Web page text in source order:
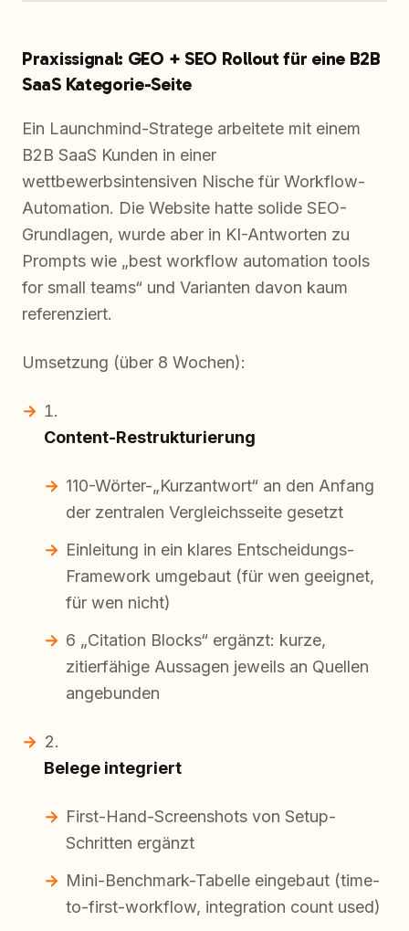
Praxissignal: GEO + SEO Rollout für eine B2B
SaaS Kategorie-Seite
Ein Launchmind-Stratege arbeitete mit einem
B2B SaaS Kunden in einer
wettbewerbsintensiven Nische für Workflow-
Automation. Die Website hatte solide SEO-
Grundlagen, wurde aber in KI-Antworten zu
Prompts wie „best workflow automation tools
for small teams“ und Varianten davon kaum
referenziert.
Umsetzung (über 8 Wochen):
Content-Restrukturierung
110-Wörter-„Kurzantwort“ an den Anfang
der zentralen Vergleichsseite gesetzt
Einleitung in ein klares Entscheidungs-
Framework umgebaut (für wen geeignet,
für wen nicht)
6 „Citation Blocks“ ergänzt: kurze,
zitierfähige Aussagen jeweils an Quellen
angebunden
Belege integriert
First-Hand-Screenshots von Setup-
Schritten ergänzt
Mini-Benchmark-Tabelle eingebaut (time-
to-first-workflow, integration count used)